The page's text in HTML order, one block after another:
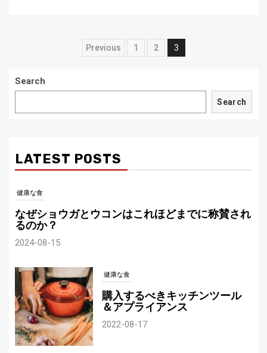
Posts
Previous 1 2 3
Search
Search
LATEST POSTS
健康な食
なぜショウガとウコンはこれほどまでに称賛され
るのか？
2024-08-15
健康な食
購入するべきキッチンツール
＆アプライアンス
2022-08-17